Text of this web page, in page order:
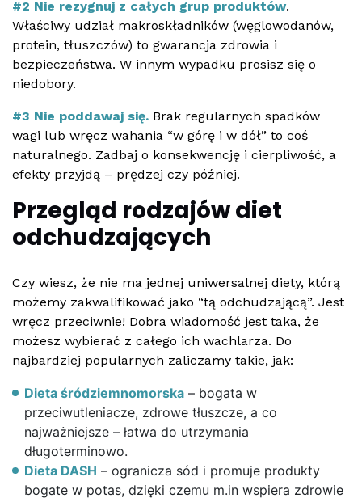
#2 Nie rezygnuj z całych grup produktów.
Właściwy udział makroskładników (węglowodanów,
protein, tłuszczów) to gwarancja zdrowia i
bezpieczeństwa. W innym wypadku prosisz się o
niedobory.
#3 Nie poddawaj się. Brak regularnych spadków
wagi lub wręcz wahania “w górę i w dół” to coś
naturalnego. Zadbaj o konsekwencję i cierpliwość, a
efekty przyjdą – prędzej czy później.
Przegląd rodzajów diet
odchudzających
Czy wiesz, że nie ma jednej uniwersalnej diety, którą
możemy zakwalifikować jako “tą odchudzającą”. Jest
wręcz przeciwnie! Dobra wiadomość jest taka, że
możesz wybierać z całego ich wachlarza. Do
najbardziej popularnych zaliczamy takie, jak:
Dieta śródziemnomorska – bogata w
przeciwutleniacze, zdrowe tłuszcze, a co
najważniejsze – łatwa do utrzymania
długoterminowo.
Dieta DASH – ogranicza sód i promuje produkty
bogate w potas, dzięki czemu m.in wspiera zdrowie